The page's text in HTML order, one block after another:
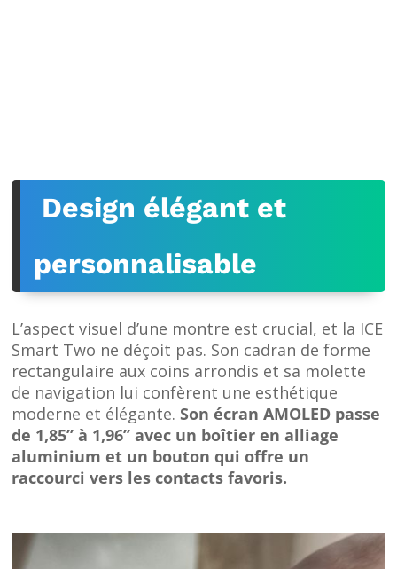
Design élégant et
personnalisable
L’aspect visuel d’une montre est crucial, et la ICE
Smart Two ne déçoit pas. Son cadran de forme
rectangulaire aux coins arrondis et sa molette
de navigation lui confèrent une esthétique
moderne et élégante.Son écran AMOLED passe
de 1,85’’ à 1,96’’ avec un boîtier en alliage
aluminium et un bouton qui offre un
raccourci vers les contacts favoris.